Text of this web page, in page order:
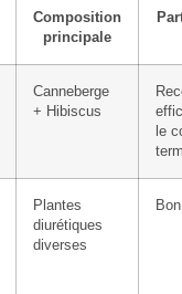
Composition
principale
Canneberge
+ Hibiscus
le
Plantes
diurétiques
diverses